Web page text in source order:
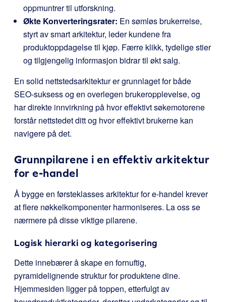
oppmuntrer til utforskning.
Økte Konverteringsrater: En sømløs brukerreise,
styrt av smart arkitektur, leder kundene fra
produktoppdagelse til kjøp. Færre klikk, tydelige stier
og tilgjengelig informasjon bidrar til økt salg.
En solid nettstedsarkitektur er grunnlaget for både
SEO-suksess og en overlegen brukeropplevelse, og
har direkte innvirkning på hvor effektivt søkemotorene
forstår nettstedet ditt og hvor effektivt brukerne kan
navigere på det.
Grunnpilarene i en effektiv arkitektur
for e-handel
Å bygge en førsteklasses arkitektur for e-handel krever
at flere nøkkelkomponenter harmoniseres. La oss se
nærmere på disse viktige pilarene.
Logisk hierarki og kategorisering
Dette innebærer å skape en fornuftig,
pyramidelignende struktur for produktene dine.
Hjemmesiden ligger på toppen, etterfulgt av